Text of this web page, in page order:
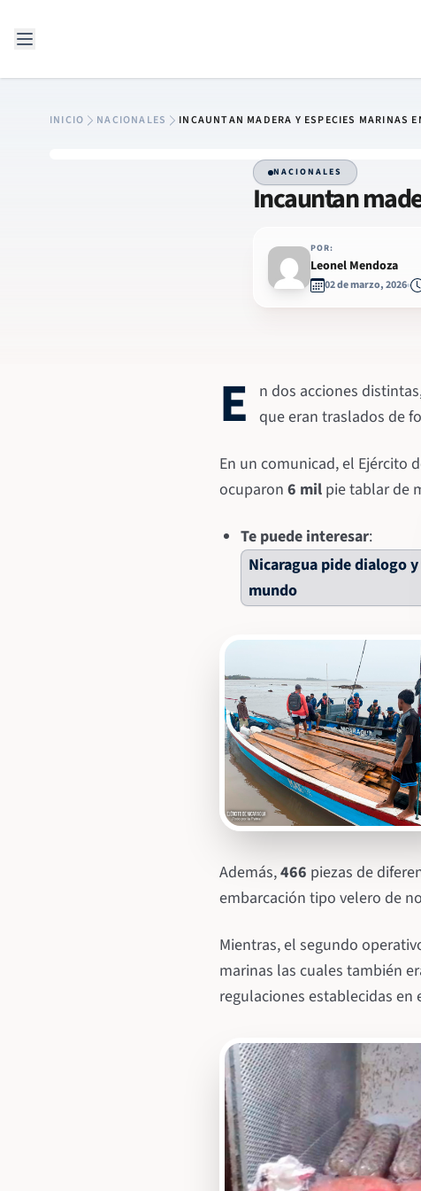
INICIO NACIONALES INCAUNTAN MADERA Y ESPECIES MARINAS
NACIONALES
Incauntan
POR:
Leonel Mendoza
02 de marzo, 2026
E
n dos acciones
que eran traslados de
En un comunicad, el Ejército
ocuparon 6 mil pie tablar de
Te puede interesar:
Nicaragua pide dialogo
mundo
Además,466 piezas de
embarcación tipo velero de
Mientras, el segundo
marinas las cuales también
regulaciones establecidas en